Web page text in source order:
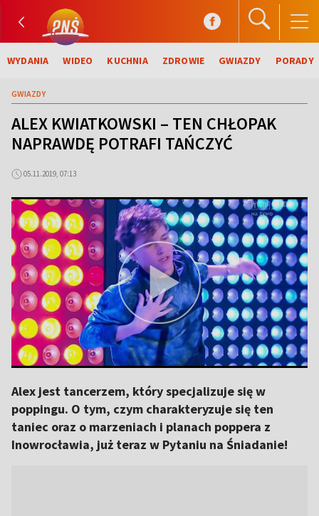
WYDANIA WIDEO KUCHNIA ZDROWIE GWIAZDY PORADY
GWIAZDY
ALEX KWIATKOWSKI – TEN CHŁOPAK
NAPRAWDĘ POTRAFI TAŃCZYĆ
05.11.2019, 07:13
Alex jest tancerzem, który specjalizuje się w
poppingu. O tym, czym charakteryzuje się ten
taniec oraz o marzeniach i planach poppera z
Inowrocławia, już teraz w Pytaniu na Śniadanie!